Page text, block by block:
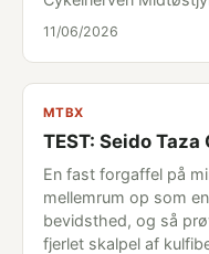
11/06/2026
MTBX
TEST: Seido
En fast forgaffel på
mellemrum op som
bevidsthed, og så
fjerlet skalpel af